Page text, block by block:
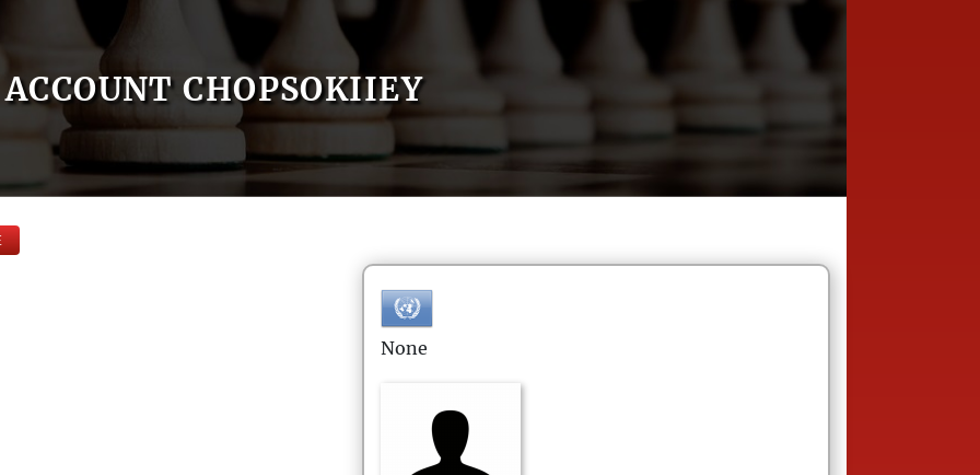
ACCOUNT CHOPSOKIIEY
None